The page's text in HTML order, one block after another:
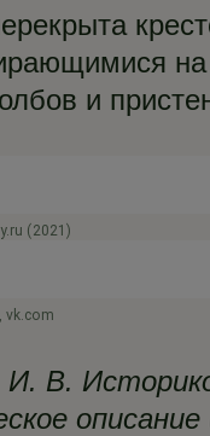
и
(2021)
vk.com
И. В.
описание